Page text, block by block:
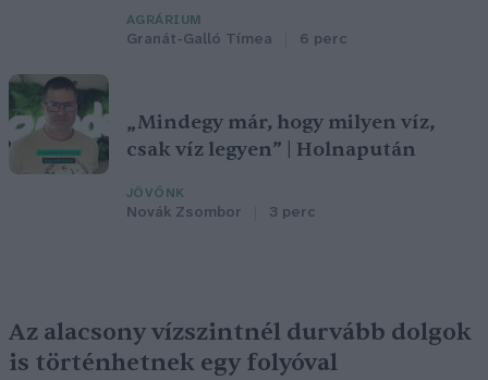
AGRÁRIUM
Granát-Galló Tímea 6 perc
„Mindegy már, hogy milyen víz,
csak víz legyen” | Holnapután
JÖVŐNK
Novák Zsombor 3 perc
Az alacsony vízszintnél durvább dolgok
is történhetnek egy folyóval